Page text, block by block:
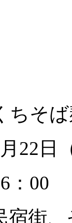
ちそ
月22
：00
宿街